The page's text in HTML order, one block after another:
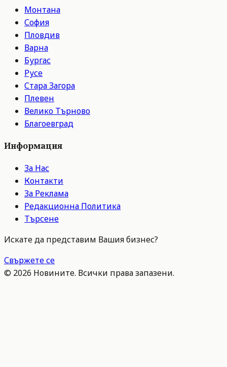
Монтана
София
Пловдив
Варна
Бургас
Русе
Стара Загора
Плевен
Велико Търново
Благоевград
Информация
За Нас
Контакти
За Реклама
Редакционна Политика
Търсене
Искате да представим Вашия бизнес?
Свържете се
© 2026 Новините. Всички права запазени.